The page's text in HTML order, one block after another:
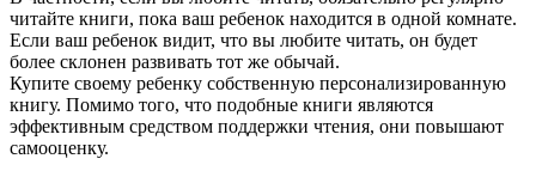
читайте книги, пока ваш ребенок находится в одной комнате.
Если ваш ребенок видит, что вы любите читать, он будет
более склонен развивать тот же обычай.
Купите своему ребенку собственную персонализированную
книгу. Помимо того, что подобные книги являются
эффективным средством поддержки чтения, они повышают
самооценку.